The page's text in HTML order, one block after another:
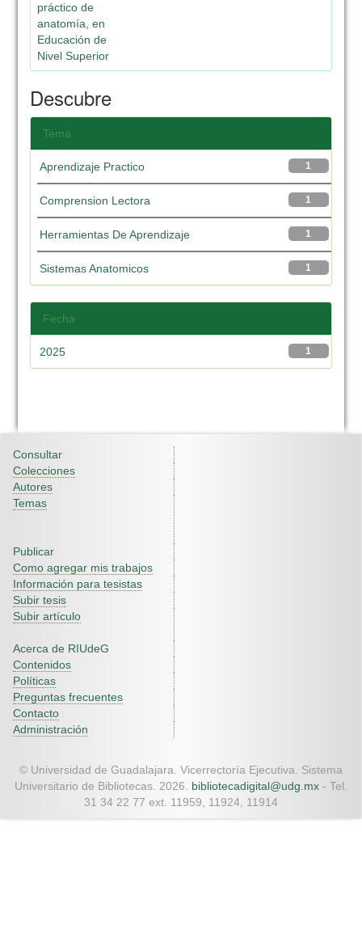
práctico de
anatomía, en
Educación de
Nivel Superior
Descubre
Tema
1
Aprendizaje Practico
1
Comprension Lectora
1
Herramientas De Aprendizaje
1
Sistemas Anatomicos
Fecha
1
2025
Consultar
Colecciones
Autores
Temas
Publicar
Como agregar mis trabajos
Información para tesistas
Subir tesis
Subir artículo
Acerca de RIUdeG
Contenidos
Políticas
Preguntas frecuentes
Contacto
Administración
© Universidad de Guadalajara. Vicerrectoría Ejecutiva. Sistema
Universitario de Bibliotecas. 2026. bibliotecadigital@udg.mx - Tel.
31 34 22 77 ext. 11959, 11924, 11914